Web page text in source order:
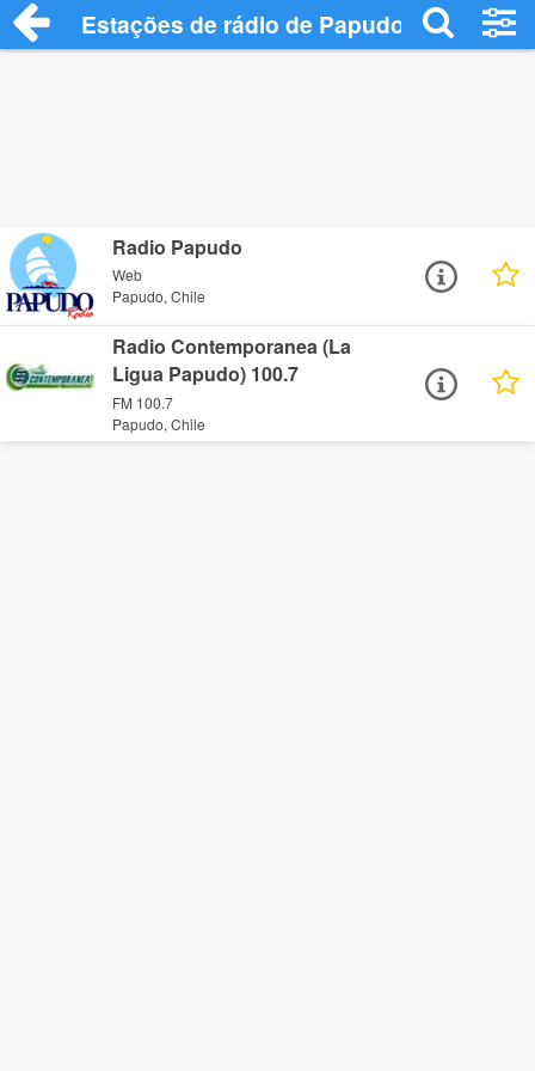
Estações de rádio de Papudo - Ouça
Radio Papudo
Web
Papudo, Chile
Radio Contemporanea (La
Ligua Papudo) 100.7
FM 100.7
Papudo, Chile